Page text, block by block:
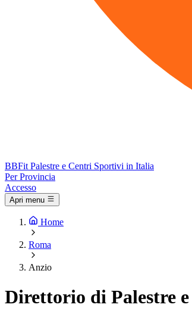
BBFit Palestre e Centri Sportivi in Italia
Per Provincia
Accesso
Apri menu
Home
Roma
Anzio
Direttorio di Palestre